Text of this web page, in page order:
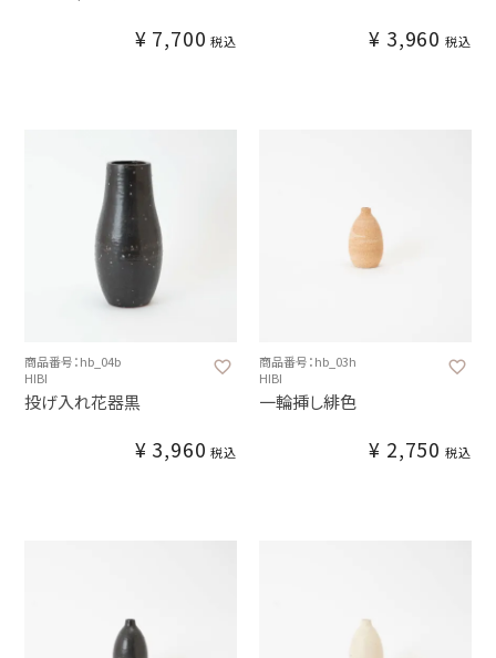
¥ 7,700 税込 ¥ 3,960 税込
商品番号：hb_04b
HIBI
投げ入れ花器黒
¥ 3,960 税込
商品番号：hb_03h
HIBI
一輪挿し緋色
¥ 2,750 税込